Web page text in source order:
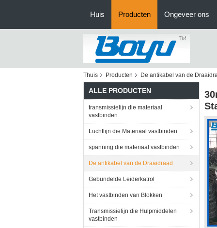
Huis Producten Ongeveer ons
Thuis Producten De antikabel van de
ALLE PRODUCTEN
transmissielijn die materiaal
vastbinden
Luchtlijn die Materiaal vastbinden
spanning die materiaal vastbinden
De antikabel van de Draaidraad
Gebundelde Leiderkatrol
Het vastbinden van Blokken
Transmissielijn die Hulpmiddelen
vastbinden